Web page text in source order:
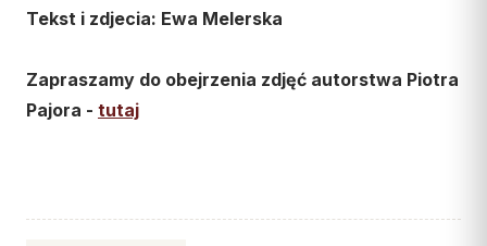
Tekst i zdjecia: Ewa Melerska
Zapraszamy do obejrzenia zdjęć autorstwa Piotra
Pajora - tutaj